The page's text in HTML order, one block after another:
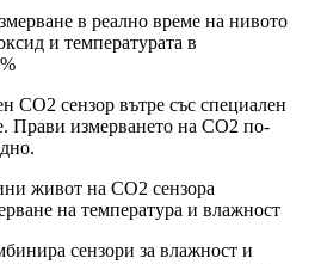
в реално време на нивото
и температурата в
CO2 сензор вътре със специален
Прави измерването на CO2 по-
живот на CO2 сензора
на температура и влажност
сензори за влажност и